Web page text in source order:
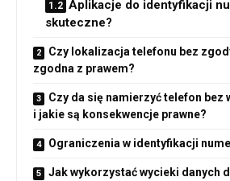
Aplikacje do identyfikacji
skuteczne?
Czy lokalizacja telefonu bez
zgodna z prawem?
Czy da się namierzyć telefon bez
i jakie są konsekwencje prawne?
Ograniczenia w identyfikacji
Jak wykorzystać wycieki danych